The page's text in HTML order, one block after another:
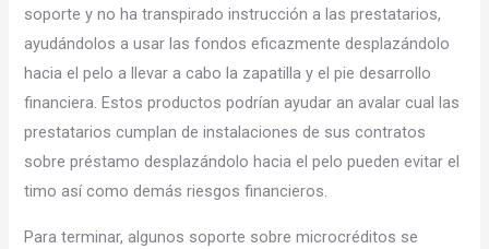
soporte y no ha transpirado instrucción a las prestatarios,
ayudándolos a usar las fondos eficazmente desplazándolo
hacia el pelo a llevar a cabo la zapatilla y el pie desarrollo
financiera. Estos productos podrían ayudar an avalar cual las
prestatarios cumplan de instalaciones de sus contratos
sobre préstamo desplazándolo hacia el pelo pueden evitar el
timo así­ como demás riesgos financieros.
Para terminar, algunos soporte sobre microcréditos se